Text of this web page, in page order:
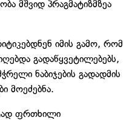
მშვიდ პრაგმატიზმზეა
იმის გამო, რომ
გადაწყვეტილებებს,
ნაბიჯების გადადმის
მოეძებნა.
ფრთხილი